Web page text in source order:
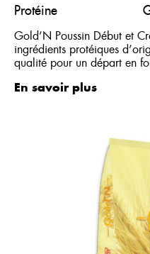
Protéine
Gold’N Poussin Début et
ingrédients protéiques
qualité pour un départ en
En savoir plus